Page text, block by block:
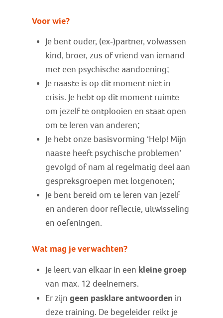
Voor wie?
Je bent ouder, (ex-)partner, volwassen
kind, broer, zus of vriend van iemand
met een psychische aandoening;
Je naaste is op dit moment niet in
crisis. Je hebt op dit moment ruimte
om jezelf te ontplooien en staat open
om te leren van anderen;
Je hebt onze basisvorming ‘Help! Mijn
naaste heeft psychische problemen’
gevolgd of nam al regelmatig deel aan
gespreksgroepen met lotgenoten;
Je bent bereid om te leren van jezelf
en anderen door reflectie, uitwisseling
en oefeningen.
Wat mag je verwachten?
Je leert van elkaar in een kleine groep
van max. 12 deelnemers.
Er zijngeen pasklare antwoorden in
deze training. De begeleider reikt je